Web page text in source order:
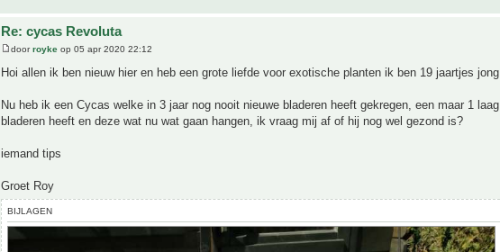
Re: cycas Revoluta
doorroyke op 05 apr 2020 22:12
Hoi allen ik ben nieuw hier en heb een grote liefde voor exotische planten ik ben 19 jaartjes jong.
Nu heb ik een Cycas welke in 3 jaar nog nooit nieuwe bladeren heeft gekregen, een maar 1 laag
bladeren heeft en deze wat nu wat gaan hangen, ik vraag mij af of hij nog wel gezond is?
iemand tips
Groet Roy
BIJLAGEN